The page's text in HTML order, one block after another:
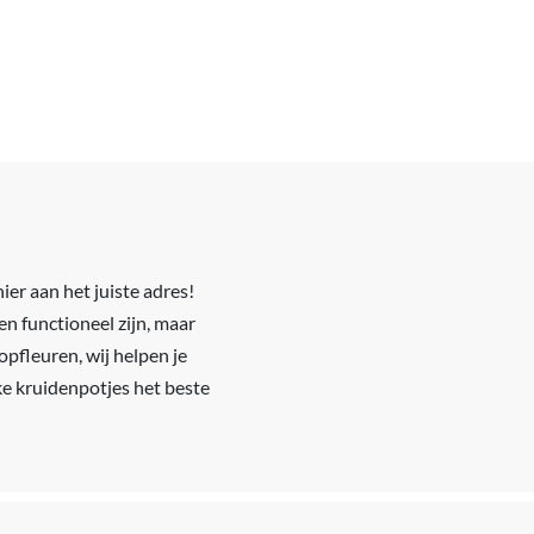
aan het juiste adres!
functioneel zijn, maar
wij helpen je
kruidenpotjes het beste